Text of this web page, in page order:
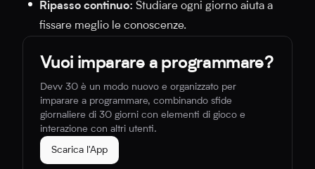
Ripasso continuo: Studiare ogni giorno aiuta a
fissare meglio le conoscenze.
Vuoi imparare a programmare?
Devv 30 è un modo nuovo e organizzato per
imparare a programmare, combinando sfide
giornaliere di 30 giorni con elementi di gioco e
interazione con altri utenti.
Scarica l'App